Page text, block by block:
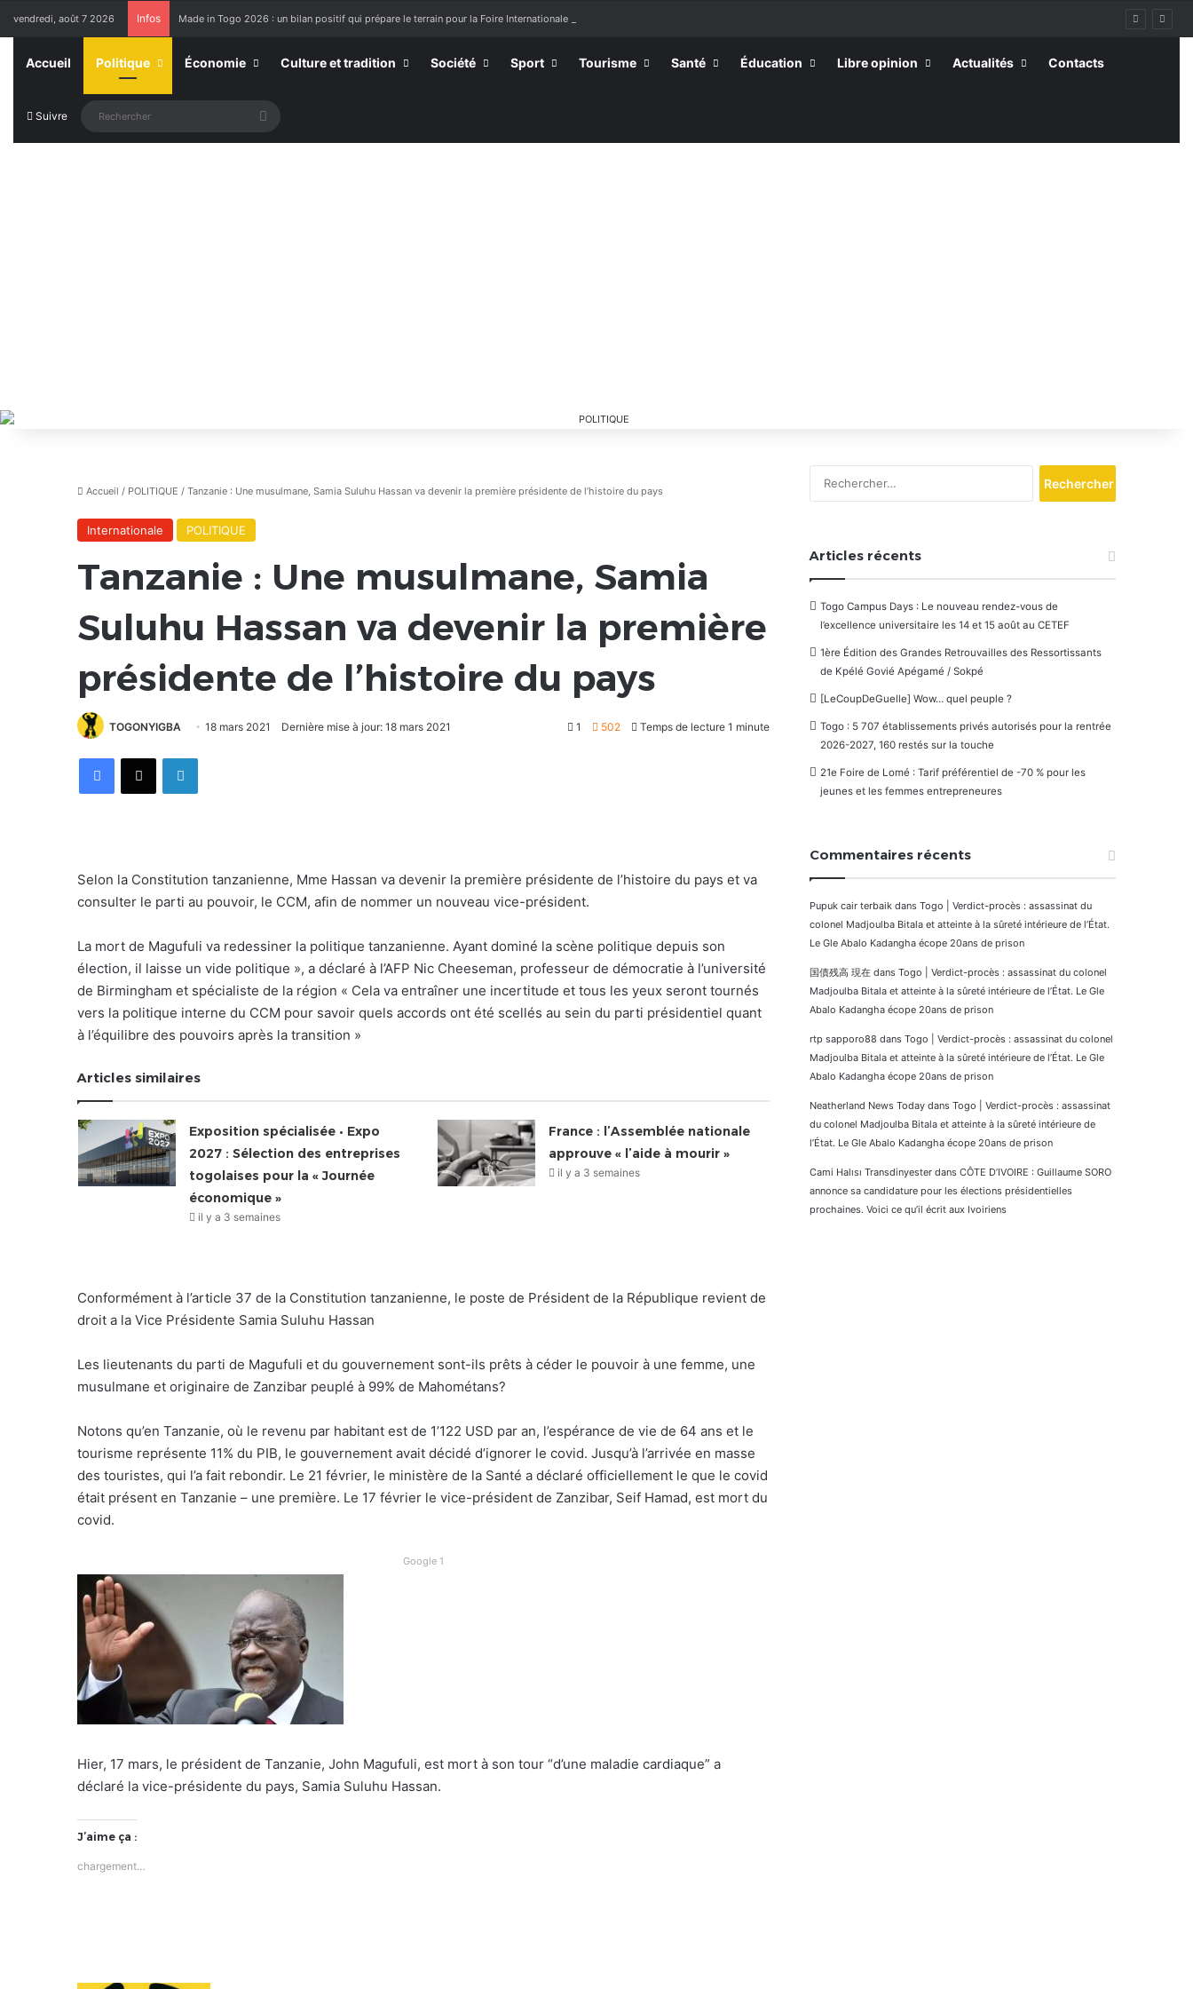
vendredi, août 7 2026 Infos Made in Togo 2026 : un bilan positif qui prépare le terrain pour la Foire Internationale de Lomé
Accueil Politique Économie Culture et tradition Société Sport Tourisme Santé Éducation Libre opinion Actualités Contacts
Suivre Rechercher
Accueil / POLITIQUE / Tanzanie : Une musulmane, Samia Suluhu Hassan va devenir la première présidente de l’histoire du pays
Internationale POLITIQUE
Tanzanie : Une musulmane, Samia
Suluhu Hassan va devenir la première
présidente de l’histoire du pays
TOGONYIGBA 18 mars 2021 Dernière mise à jour: 18 mars 2021 1 502 Temps de lecture 1 minute
FacebookX Linkedin
Selon la Constitution tanzanienne, Mme Hassan va devenir la première présidente de l’histoire du pays et va
consulter le parti au pouvoir, le CCM, afin de nommer un nouveau vice-président.
La mort de Magufuli va redessiner la politique tanzanienne. Ayant dominé la scène politique depuis son
élection, il laisse un vide politique », a déclaré à l’AFP Nic Cheeseman, professeur de démocratie à l’université
de Birmingham et spécialiste de la région « Cela va entraîner une incertitude et tous les yeux seront tournés
vers la politique interne du CCM pour savoir quels accords ont été scellés au sein du parti présidentiel quant
à l’équilibre des pouvoirs après la transition »
Articles similaires
Exposition spécialisée • Expo
2027 : Sélection des entreprises
togolaises pour la « Journée
économique »
il y a 3 semaines
France : l’Assemblée nationale
approuve « l’aide à mourir »
il y a 3 semaines
Conformément à l’article 37 de la Constitution tanzanienne, le poste de Président de la République revient de
droit a la Vice Présidente Samia Suluhu Hassan
Les lieutenants du parti de Magufuli et du gouvernement sont-ils prêts à céder le pouvoir à une femme, une
musulmane et originaire de Zanzibar peuplé à 99% de Mahométans?
Notons qu’en Tanzanie, où le revenu par habitant est de 1’122 USD par an, l’espérance de vie de 64 ans et le
tourisme représente 11% du PIB, le gouvernement avait décidé d’ignorer le covid. Jusqu’à l’arrivée en masse
des touristes, qui l’a fait rebondir. Le 21 février, le ministère de la Santé a déclaré officiellement le que le covid
était présent en Tanzanie – une première. Le 17 février le vice-président de Zanzibar, Seif Hamad, est mort du
covid.
Google 1
Hier, 17 mars, le président de Tanzanie, John Magufuli, est mort à son tour “d’une maladie cardiaque” a
déclaré la vice-présidente du pays, Samia Suluhu Hassan.
J’aime ça :
chargement…
Articles récents
Togo Campus Days : Le nouveau rendez-vous de
l’excellence universitaire les 14 et 15 août au CETEF
1ère Édition des Grandes Retrouvailles des Ressortissants
de Kpélé Govié Apégamé / Sokpé
[LeCoupDeGuelle] Wow… quel peuple ?
Togo : 5 707 établissements privés autorisés pour la rentrée
2026-2027, 160 restés sur la touche
21e Foire de Lomé : Tarif préférentiel de -70 % pour les
jeunes et les femmes entrepreneures
Commentaires récents
Pupuk cair terbaik dans Togo | Verdict-procès : assassinat du
colonel Madjoulba Bitala et atteinte à la sûreté intérieure de l’État.
Le Gle Abalo Kadangha écope 20ans de prison
国債残高 現在 dans Togo | Verdict-procès : assassinat du colonel
Madjoulba Bitala et atteinte à la sûreté intérieure de l’État. Le Gle
Abalo Kadangha écope 20ans de prison
rtp sapporo88 dans Togo | Verdict-procès : assassinat du colonel
Madjoulba Bitala et atteinte à la sûreté intérieure de l’État. Le Gle
Abalo Kadangha écope 20ans de prison
Neatherland News Today dans Togo | Verdict-procès : assassinat
du colonel Madjoulba Bitala et atteinte à la sûreté intérieure de
l’État. Le Gle Abalo Kadangha écope 20ans de prison
Cami Halısı Transdinyester dans CÔTE D’IVOIRE : Guillaume SORO
annonce sa candidature pour les élections présidentielles
prochaines. Voici ce qu’il écrit aux Ivoiriens